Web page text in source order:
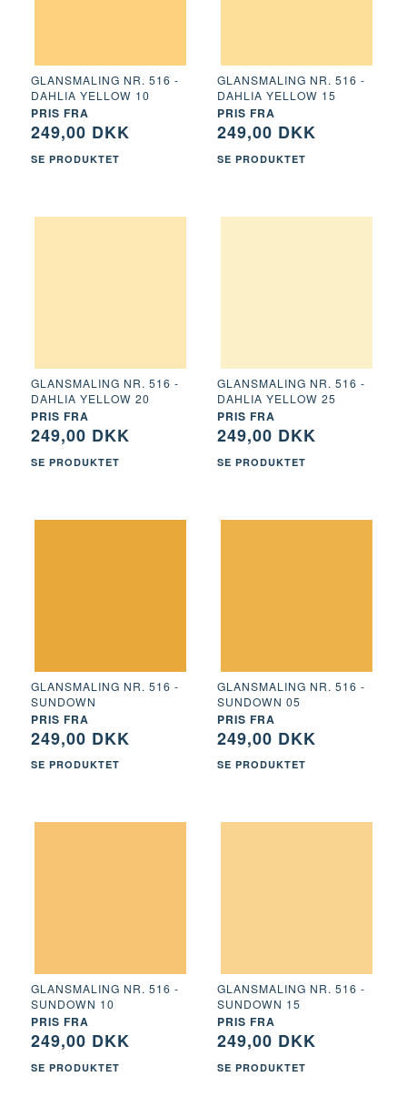
GLANSMALING NR. 516 -
DAHLIA YELLOW 10
PRIS FRA
249,00 DKK
SE PRODUKTET
GLANSMALING NR. 516 -
DAHLIA YELLOW 15
PRIS FRA
249,00 DKK
SE PRODUKTET
GLANSMALING NR. 516 -
DAHLIA YELLOW 20
PRIS FRA
249,00 DKK
SE PRODUKTET
GLANSMALING NR. 516 -
DAHLIA YELLOW 25
PRIS FRA
249,00 DKK
SE PRODUKTET
GLANSMALING NR. 516 -
SUNDOWN
PRIS FRA
249,00 DKK
SE PRODUKTET
GLANSMALING NR. 516 -
SUNDOWN 05
PRIS FRA
249,00 DKK
SE PRODUKTET
GLANSMALING NR. 516 -
SUNDOWN 10
PRIS FRA
249,00 DKK
SE PRODUKTET
GLANSMALING NR. 516 -
SUNDOWN 15
PRIS FRA
249,00 DKK
SE PRODUKTET